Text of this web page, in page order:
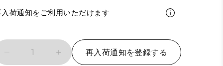
入荷通知をご利用いただけます
1 再入荷通知を登録する